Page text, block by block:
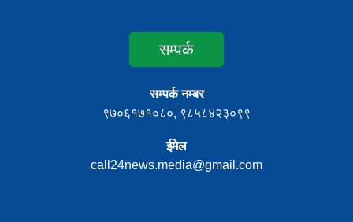
सम्पर्क
सम्पर्क नम्बर
९७०६१७१०८०, ९८५८४२३०९९
ईमेल
call24news.media@gmail.com